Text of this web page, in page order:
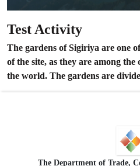
Test Activity
The gardens of Sigiriya are one
of the site, as they are among the
the world. The gardens are
The Department of Trade,